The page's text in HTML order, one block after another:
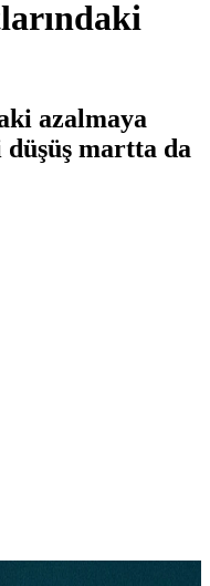
azalmaya
martta da